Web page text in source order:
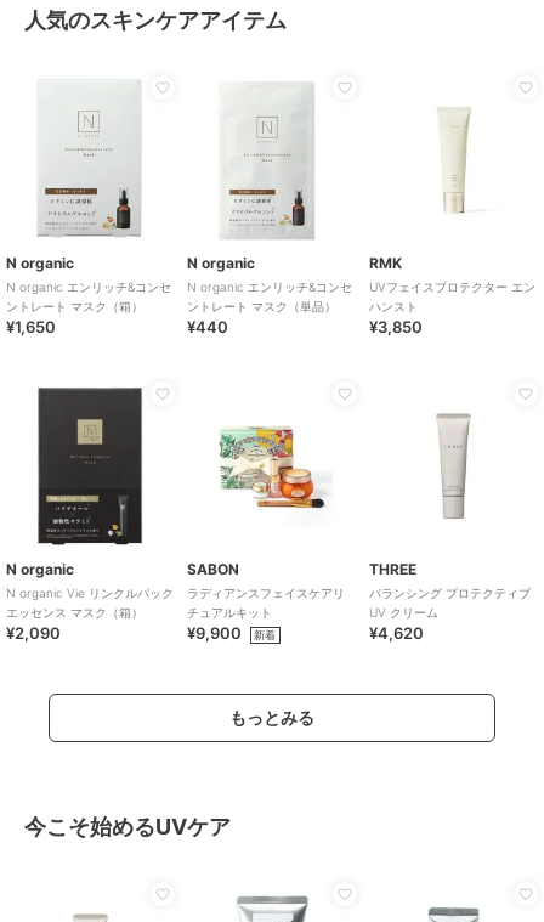
人気のスキンケアアイテム
N organic
N organic エンリッチ&コンセ
ントレート マスク（箱）
¥1,650
N organic
N organic エンリッチ&コンセ
ントレート マスク（単品）
¥440
RMK
UVフェイスプロテクター エン
ハンスト
¥3,850
N organic
N organic Vie リンクルパック
エッセンス マスク（箱）
¥2,090
SABON
ラディアンスフェイスケアリ
チュアルキット
¥9,900 新着
THREE
バランシング プロテクティブ
UV クリーム
¥4,620
もっとみる
今こそ始めるUVケア